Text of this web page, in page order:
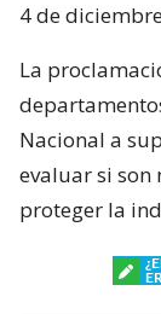
4 de
La
Nacional a
evaluar si son
proteger la